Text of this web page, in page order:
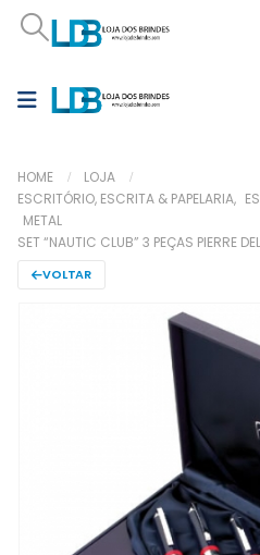
HOME
LOJA
ESCRITÓRIO, ESCRITA & PAPELARIA,
METAL
SET “NAUTIC CLUB” 3 PEÇAS PIERRE
VOLTAR